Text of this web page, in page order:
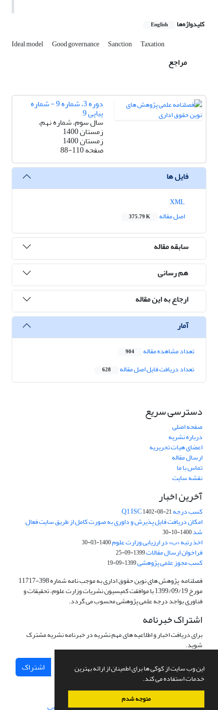
این وب سایت از کوکی ها برای اطمینان از ارائه بهترین
خدمات استفاده می کند.
متوجه شدم
کلیدواژه‌ها English
Ideal model Good governance Sanction Taxation
مراجع
دوره 3، شماره 9 - شماره
پیاپی 9
سال سوم، شماره نهم،
زمستان 1400
زمستان 1400
صفحه88-110
فایل ها
اصل مقاله
375.79 K
سابقه مقاله
هم رسانی
ارجاع به این مقاله
آمار
تعداد مشاهده مقاله 904
تعداد دریافت فایل اصل مقاله 628
دسترسی سریع
صفحه اصلی
درباره نشریه
اعضای هیات تحریریه
ارسال مقاله
تماس با ما
نقشه سایت
آخرین اخبار
کسب درجه Q1 ISC1402-08-21
امکان دریافت فایل پذیرش و داوری به صورت کامل از طریق سایت فعال
شد1400-10-30
اخذ رتبه «ب» در ارزیابی وزارت علوم1400-03-30
فراخوان ارسال مقالات1399-09-25
کسب مجوز علمی پژوهشی1399-09-19
فصلنامه پژوهش های نوین حقوق اداری به موجب نامه شماره 398-11717
مورخ 1399/09/19 با موافقت کمیسیون نشریات وزارت علوم، تحقیقات و
فناوری بواجد درجه علمی پژوهشی محسوب می گردد.
اشتراک خبرنامه
برای دریافت اخبار و اطلاعیه های مهم نشریه در خبرنامه نشریه مشترک
شوید.
اشتراک